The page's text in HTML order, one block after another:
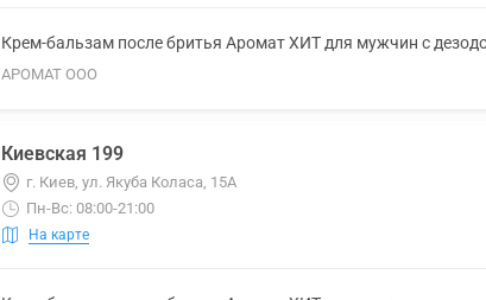
Крем-бальзам после бритья Аромат ХИТ для мужчин с
АРОМАТ ООО
Киевская 199
г. Киев, ул. Якуба Коласа, 15А
Пн-Вс: 08:00-21:00
На карте